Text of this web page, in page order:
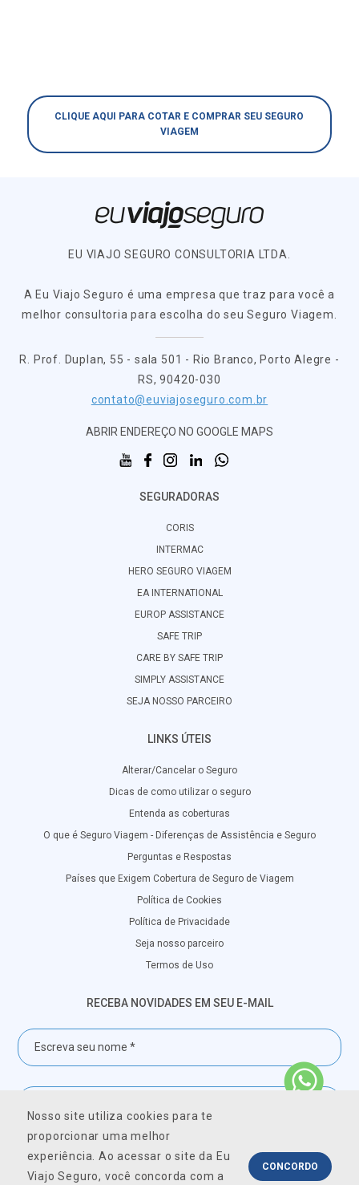
CLIQUE AQUI PARA COTAR E COMPRAR SEU SEGURO
VIAGEM
Nosso site utiliza cookies para te
proporcionar uma melhor
experiência. Ao acessar o site da Eu
Viajo Seguro, você concorda com a
CONCORDO
EU VIAJO SEGURO CONSULTORIA LTDA.
A Eu Viajo Seguro é uma empresa que traz para você a
melhor consultoria para escolha do seu Seguro Viagem.
R. Prof. Duplan, 55 - sala 501 - Rio Branco, Porto Alegre -
RS, 90420-030
contato@euviajoseguro.com.br
ABRIR ENDEREÇO NO GOOGLE MAPS
SEGURADORAS
CORIS
INTERMAC
HERO SEGURO VIAGEM
EA INTERNATIONAL
EUROP ASSISTANCE
SAFE TRIP
CARE BY SAFE TRIP
SIMPLY ASSISTANCE
SEJA NOSSO PARCEIRO
LINKS ÚTEIS
Alterar/Cancelar o Seguro
Dicas de como utilizar o seguro
Entenda as coberturas
O que é Seguro Viagem - Diferenças de Assistência e Seguro
Perguntas e Respostas
Países que Exigem Cobertura de Seguro de Viagem
Política de Cookies
Política de Privacidade
Seja nosso parceiro
Termos de Uso
RECEBA NOVIDADES EM SEU E-MAIL
FALE CONOSCO